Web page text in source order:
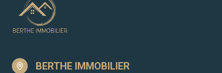
BERTHE IMMOBILIER